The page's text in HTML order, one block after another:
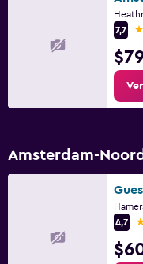
7,7
Amsterdam-Noord
4,7